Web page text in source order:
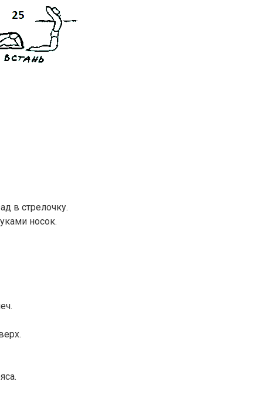
в стрелочку.
носок.